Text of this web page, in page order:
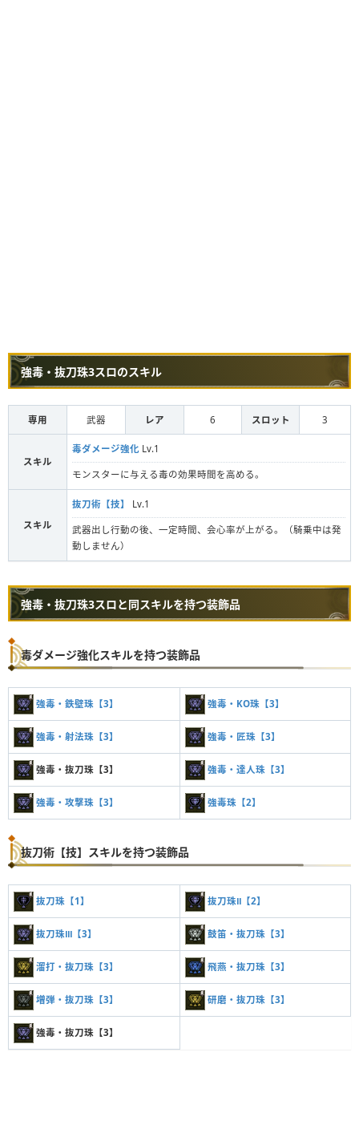
強毒・抜刀珠3スロのスキル
専用 武器 レア 6 スロット 3
スキル
毒ダメージ強化 Lv.1
モンスターに与える毒の効果時間を高める。
スキル
抜刀術【技】 Lv.1
武器出し行動の後、一定時間、会心率が上がる。（騎乗中は発
動しません）
強毒・抜刀珠3スロと同スキルを持つ装飾品
毒ダメージ強化スキルを持つ装飾品
強毒・鉄壁珠【3】 強毒・KO珠【3】
強毒・射法珠【3】 強毒・匠珠【3】
強毒・抜刀珠【3】 強毒・達人珠【3】
強毒・攻撃珠【3】 強毒珠【2】
抜刀術【技】スキルを持つ装飾品
抜刀珠【1】 抜刀珠Ⅱ【2】
抜刀珠Ⅲ【3】 鼓笛・抜刀珠【3】
溜打・抜刀珠【3】 飛燕・抜刀珠【3】
増弾・抜刀珠【3】 研磨・抜刀珠【3】
強毒・抜刀珠【3】